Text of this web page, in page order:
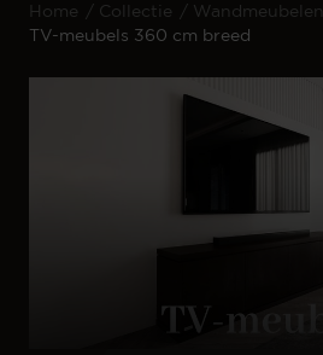
Home / Collectie / Wandmeubelen
TV-meubels 360 cm breed